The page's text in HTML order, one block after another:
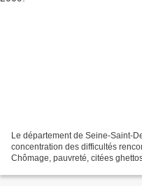
Le département de Seine-Saint-
concentration des difficultés
Chômage, pauvreté, citées